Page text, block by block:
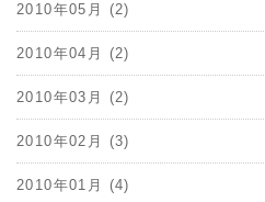
2010年05月 (2)
2010年04月 (2)
2010年03月 (2)
2010年02月 (3)
2010年01月 (4)